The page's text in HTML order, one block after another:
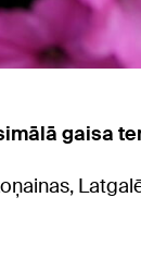
gaisa